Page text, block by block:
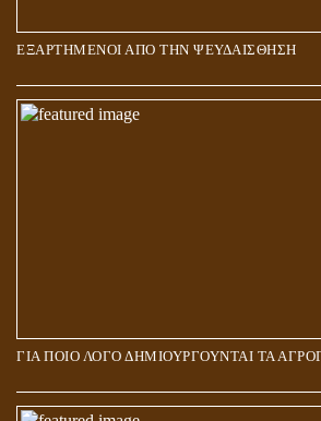
ΕΞΑΡΤΗΜΕΝΟΙ ΑΠΟ ΤΗΝ ΨΕΥΔΑΙΣΘΗΣΗ
ΓΙΑ ΠΟΙΟ ΛΟΓΟ ΔΗΜΙΟΥΡΓΟΥΝΤΑΙ ΤΑ